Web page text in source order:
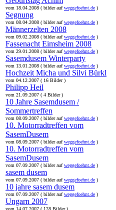
vom 18.04.2008 ( bilder aufweggefoehnt.de )
Segnung
vom 08.04.2008 ( bilder aufweggefoehnt.de )
Männerzelten 2008
vom 09.02.2008 ( bilder aufweggefoehnt.de )
Fassenacht Eimsheim 2008
vom 29.01.2008 ( bilder aufweggefoehnt.de )
Sasemdusem Winterparty
vom 13.01.2008 ( bilder aufweggefoehnt.de )
Hochzeit Micha und Silvi Bürkl
vom 04.12.2007 ( 16 Bilder )
Philipp Heil
vom 21.09.2007 ( 4 Bilder )
10 Jahre Sasemdusem /
Sommertreffen
vom 08.09.2007 ( bilder aufweggefoehnt.de )
10. Motorradtreffen vom
SasemDusem
vom 08.09.2007 ( bilder aufweggefoehnt.de )
10. Motorradtreffen vom
SasemDusem
vom 07.09.2007 ( bilder aufweggefoehnt.de )
sasem dusem
vom 07.09.2007 ( bilder aufweggefoehnt.de )
10 jahre sasem dusem
vom 07.09.2007 ( bilder aufweggefoehnt.de )
Ungarn 2007
vom 14.07.2007 ( 128 Bilder )